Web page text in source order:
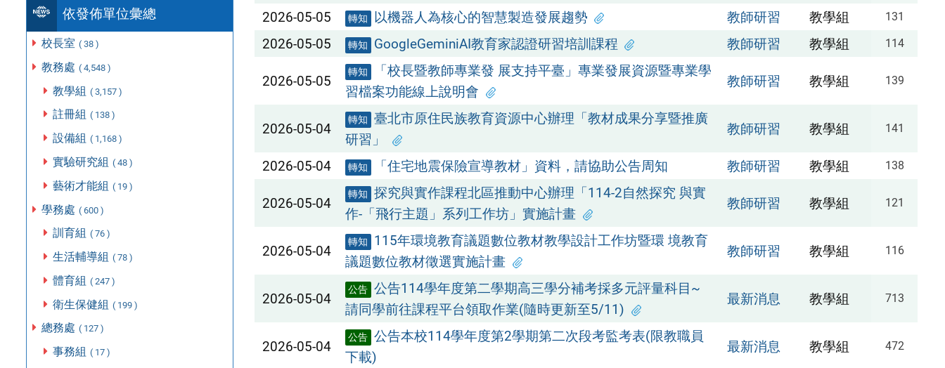
依發佈單位彙總
校長室 ( 38 )
教務處 ( 4,548 )
教學組 ( 3,157 )
註冊組 ( 138 )
設備組 ( 1,168 )
實驗研究組 ( 48 )
藝術才能組 ( 19 )
學務處 ( 600 )
訓育組 ( 76 )
生活輔導組 ( 78 )
體育組 ( 247 )
衛生保健組 ( 199 )
總務處 ( 127 )
事務組 ( 17 )
2026-05-05 轉知 以機器人為核心的智慧製造發展趨勢 教師研習 教學組 131
2026-05-05 轉知 GoogleGeminiAI教育家認證研習培訓課程 教師研習 教學組 114
2026-05-05
轉知
「校長暨教師專業發 展支持平臺」專業發展資源暨專業學
習檔案功能線上說明會
教師研習 教學組 139
2026-05-04
轉知 臺北市原住民族教育資源中心辦理「教材成果分享暨推廣
研習」
教師研習 教學組 141
2026-05-04 轉知 「住宅地震保險宣導教材」資料，請協助公告周知 教師研習 教學組 138
2026-05-04
轉知 探究與實作課程北區推動中心辦理「114-2自然探究 與實
作-「飛行主題」系列工作坊」實施計畫
教師研習 教學組 121
2026-05-04
轉知
115年環境教育議題數位教材教學設計工作坊暨環 境教育
議題數位教材徵選實施計畫
教師研習 教學組 116
2026-05-04
公告 公告114學年度第二學期高三學分補考採多元評量科目~
請同學前往課程平台領取作業(隨時更新至5/11)
最新消息 教學組 713
2026-05-04
公告 公告本校114學年度第2學期第二次段考監考表(限教職員
下載)
最新消息 教學組 472